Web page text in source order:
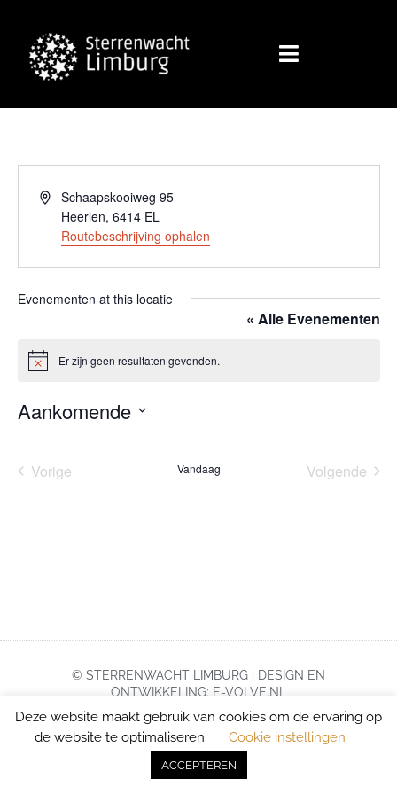
AdresSchaapskooiweg 95
Heerlen, 6414 EL
Routebeschrijving ophalen
Evenementen at this locatie
« Alle Evenementen
BerichtEr zijn geen resultaten gevonden.
Aankomende
een
VorigeEvenementen Vandaag Volgende
© STERRENWACHT LIMBURG | DESIGN EN
ONTWIKKELING: E-VOLVE.NL
Deze website maakt gebruik van cookies om de ervaring op
de website te optimaliseren.
Cookie instellingen
ACCEPTEREN